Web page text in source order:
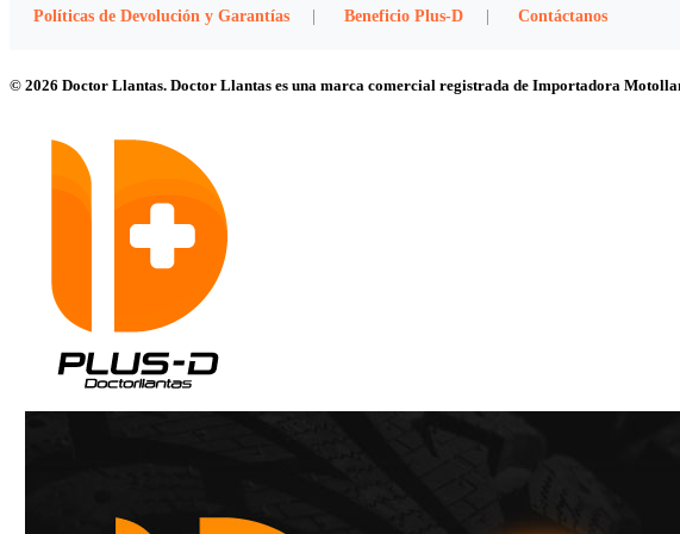
Políticas de Devolución y Garantías Beneficio Plus-D Contáctanos
© 2026 Doctor Llantas. Doctor Llantas es una marca comercial registrada de Importadora